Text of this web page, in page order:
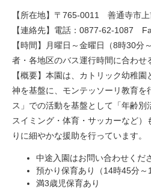
【所在地】〒765-0011 善通寺市
【連絡先】電話：0877-62-1087
【時間】月曜日～金曜日（8時30分
者・各地区のバス運行時間に合わせ
【概要】本園は、カトリック幼稚
神を基盤に、モンテッソーリ教育を
ス」での活動を基盤として「年齢別
スイミング・体育・サッカーなど）
りに細やかな援助を行っています。
中途入園はお問い合わせくだ
預かり保育あり（14時45分～
満3歳児保育あり